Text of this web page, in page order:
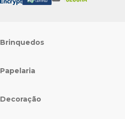
Brinquedos
Papelaria
Decoração